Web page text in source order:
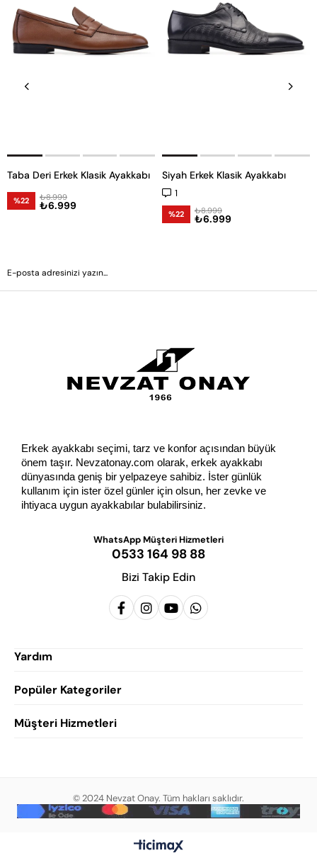
Taba Deri Erkek Klasik Ayakkabı
%22 ₺6.999
₺8.999
Siyah Erkek Klasik Ayakkabı
1
%22 ₺6.999
₺8.999
Erkek ayakkabı seçimi, tarz ve konfor açısından büyük
önem taşır. Nevzatonay.com olarak, erkek ayakkabı
dünyasında geniş bir yelpazeye sahibiz. İster günlük
kullanım için ister özel günler için olsun, her zevke ve
ihtiyaca uygun ayakkabılar bulabilirsiniz.
WhatsApp Müşteri Hizmetleri
0533 164 98 88
Bizi Takip Edin
Yardım
Hakkımızda
Popüler Kategoriler
Erkek Klasik Ayakkabı
Erkek Günlük Ayakkabı
Erkek Sandalet
Erkek Loafer Ayakkabı
Müşteri Hizmetleri
Mesafeli Satış Sözleşmesi
© 2024 Nevzat Onay. Tüm hakları saklıdır.